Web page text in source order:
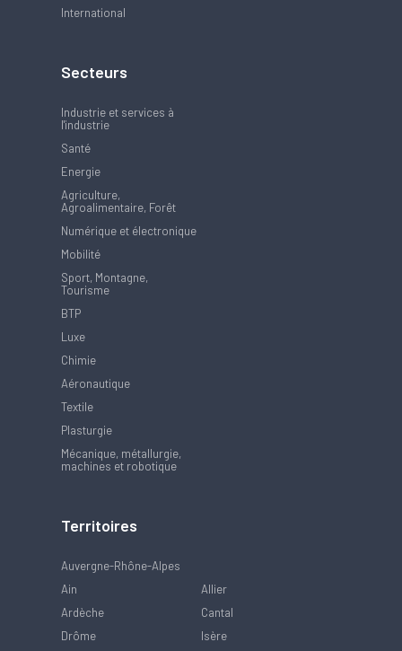
International
Secteurs
Industrie et services à
l'industrie
Santé
Energie
Agriculture,
Agroalimentaire, Forêt
Numérique et électronique
Mobilité
Sport, Montagne,
Tourisme
BTP
Luxe
Chimie
Aéronautique
Textile
Plasturgie
Mécanique, métallurgie,
machines et robotique
Territoires
Auvergne-Rhône-Alpes
Ain
Allier
Ardèche
Cantal
Drôme
Isère